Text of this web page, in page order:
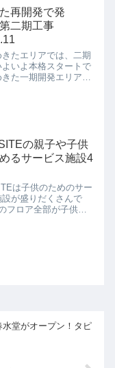
褒美をしなくっちゃっ
いるんですよね。そこ
ているのが、阪急阪
ルグ...
再開発で発
二期工事
きたエリアでは、二期
よいよ本格スタートで
た一期開発エリアは
ています...の親子や子供
るサービス施設4
は子供のためのサー
設が盛りだくさんで
フロア全部が子供の
堂がオープン！タピ